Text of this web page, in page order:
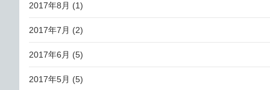
2017年8月 (1)
2017年7月 (2)
2017年6月 (5)
2017年5月 (5)